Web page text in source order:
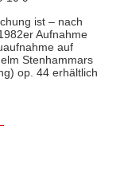
ist – nach
Aufnahme
auf
Stenhammars
op. 44 erhältlich